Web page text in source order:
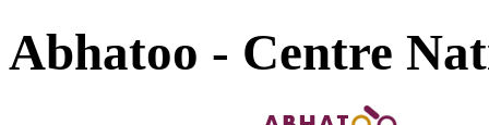
Abhatoo - Centre